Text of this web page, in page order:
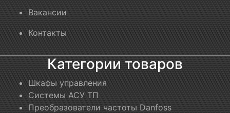
Вакансии
Контакты
Категории товаров
Шкафы управления
Системы АСУ ТП
Преобразователи частоты Danfoss